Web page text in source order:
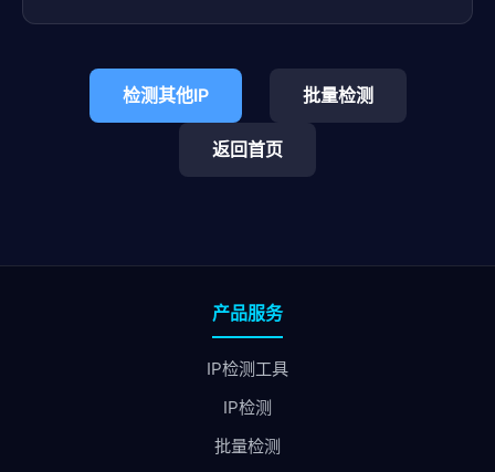
检测其他IP 批量检测
返回首页
产品服务
IP检测工具
IP检测
批量检测